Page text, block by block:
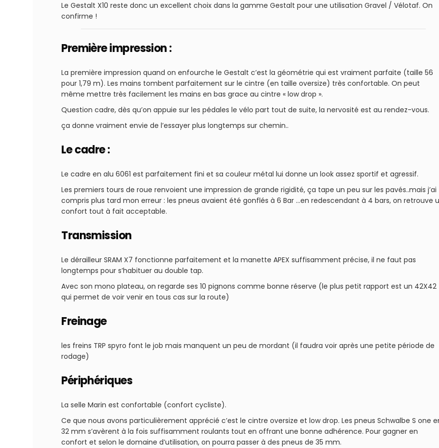
Le Gestalt X10 reste donc un excellent choix dans la gamme Gestalt pour une utilisation Gravel / Vélotaf. On
confirme !
Première impression :
La première impression quand on enfourche le Gestalt c’est la géométrie qui est vraiment parfaite (taille 56
pour 1,79 m). Les mains tombent parfaitement sur le cintre (en taille oversize) très confortable. On peut
même mettre très facilement les mains en bas grace au cintre « low drop ».
Question cadre, dès qu’on appuie sur les pédales le vélo part tout de suite, la nervosité est au rendez-vous.
ça donne vraiment envie de l’essayer plus longtemps sur chemin..
Le cadre :
Le cadre en alu 6061 est parfaitement fini et sa couleur métal lui donne un look assez sportif et agressif.
Les premiers tours de roue renvoient une impression de grande rigidité, ça tape un peu sur les pavés..mais j’ai
compris plus tard mon erreur : les pneus avaient été gonflés à 6 Bar …en redescendant à 4 bars, on retrouve
confort tout à fait acceptable.
Transmission
Le dérailleur SRAM X7 fonctionne parfaitement et la manette APEX suffisamment précise, il ne faut pas
longtemps pour s’habituer au double tap.
Avec son mono plateau, on regarde ses 10 pignons comme bonne réserve (le plus petit rapport est un 42X42
qui permet de voir venir en tous cas sur la route)
Freinage
les freins TRP spyro font le job mais manquent un peu de mordant (il faudra voir après une petite période de
rodage)
Périphériques
La selle Marin est confortable (confort cycliste).
Ce que nous avons particulièrement apprécié c’est le cintre oversize et low drop. Les pneus Schwalbe S one
32 mm s’avèrent à la fois suffisamment roulants tout en offrant une bonne adhérence. Pour gagner en
confort et selon le domaine d’utilisation, on pourra passer à des pneus de 35 mm.